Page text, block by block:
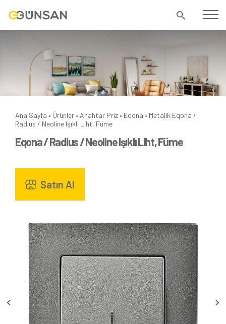
Ana Sayfa • Ürünler • Anahtar Priz • Eqona • Metalik Eqona /
Radius / Neoline Işıklı Liht, Füme
Eqona / Radius / Neoline Işıklı Liht, Füme
Satın Al